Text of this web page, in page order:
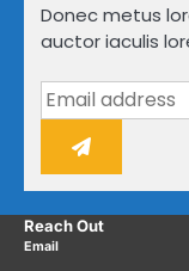
Donec metus
auctor iaculis
Reach Out
Email